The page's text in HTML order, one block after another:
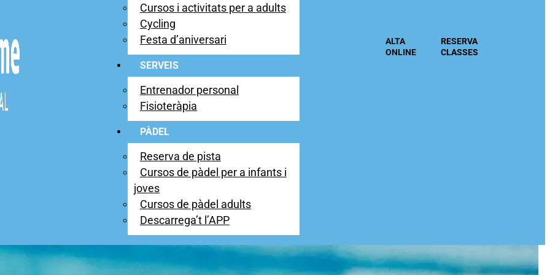
Cursos i activitats per a adults
Cycling
Festa d’aniversari
SERVEIS
Entrenador personal
Fisioteràpia
PÀDEL
Reserva de pista
Cursos de pàdel per a infants i
joves
Cursos de pàdel adults
Descarrega’t l’APP
ALTA
ONLINE
RESERVA
CLASSES